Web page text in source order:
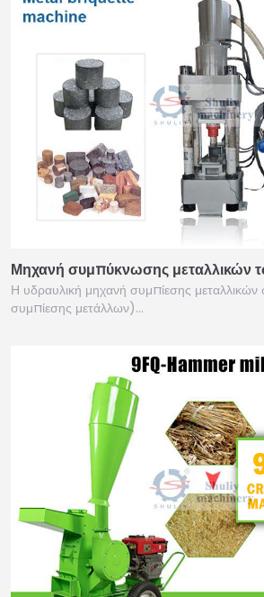
Μηχανή συμπύκνωσης μεταλλικών
Η υδραυλική μηχανή συμπίεσης
συμπίεσης μετάλλων)…